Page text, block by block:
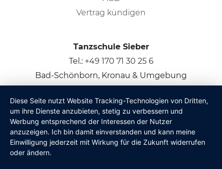
Vertrag kündigen
Tanzschule Sieber
Tel.: +49 170 71 30 25 6
Bad-Schönborn, Kronau & Umgebung
© 2026 Claus Sieber
Diese Seite nutzt Website Tracking-Technologien von Dritten,
um ihre Dienste anzubieten, stetig zu verbessern und
Werbung entsprechend der Interessen der Nutzer
anzuzeigen. Ich bin damit einverstanden und kann meine
Einwilligung jederzeit mit Wirkung für die Zukunft widerrufen
oder ändern.